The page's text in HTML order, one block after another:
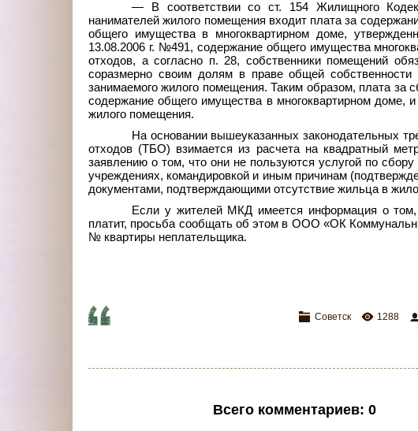
— В соответствии со ст. 154 Жилищного
нанимателей жилого помещения входит плата за
общего имущества в многоквартирном доме,
13.08.2006 г. №491, содержание общего имущества
отходов, а согласно п. 28, собственники помещений
соразмерно своим долям в праве общей
занимаемого жилого помещения. Таким образом, плата за
содержание общего имущества в многоквартирном доме,
жилого помещения.
На основании вышеуказанных законодательных
отходов (ТБО) взимается из расчета на квадратный
заявлению о том, что они не пользуются услугой по
учреждениях, командировкой и иным причинам
документами, подтверждающими отсутствие жильца в
Если у жителей МКД имеется информация о том,
платит, просьба сообщать об этом в ООО «ОК
№ квартиры неплательщика.
Советск 1288
Всего комментариев: 0